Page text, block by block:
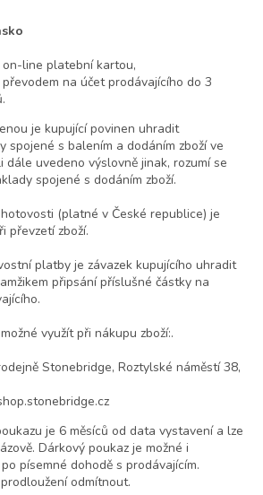
line platební kartou,
na účet prodávajícího do 3
je kupující povinen uhradit
spojené s balením a dodáním zboží ve
dále uvedeno výslovně jinak, rozumí se
spojené s dodáním zboží.
(platné v České republice) je
převzetí zboží.
platby je závazek kupujícího uhradit
připsání příslušné částky na
využít při nákupu zboží:.
Stonebridge, Roztylské náměstí 38,
je 6 měsíců od data vystavení a lze
Dárkový poukaz je možné i
písemné dohodě s prodávajícím.
odmítnout.